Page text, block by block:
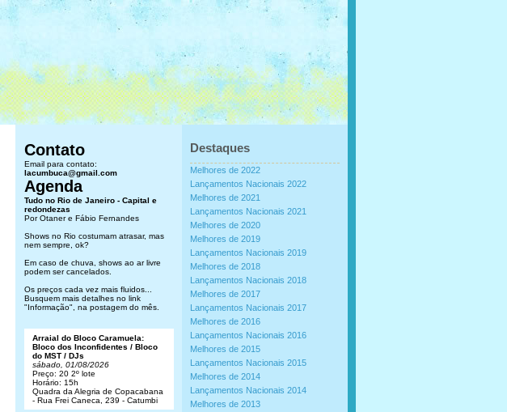
Destaques
Melhores de 2022
Lançamentos Nacionais 2022
Melhores de 2021
Lançamentos Nacionais 2021
Melhores de 2020
Melhores de 2019
Lançamentos Nacionais 2019
Melhores de 2018
Lançamentos Nacionais 2018
Melhores de 2017
Lançamentos Nacionais 2017
Melhores de 2016
Lançamentos Nacionais 2016
Melhores de 2015
Lançamentos Nacionais 2015
Melhores de 2014
Lançamentos Nacionais 2014
Melhores de 2013
Contato
Email para contato:
lacumbuca@gmail.com
Agenda
Tudo no Rio de Janeiro - Capital e
redondezas
Por Otaner e Fábio Fernandes
Shows no Rio costumam atrasar, mas
nem sempre, ok?
Em caso de chuva, shows ao ar livre
podem ser cancelados.
Os preços cada vez mais fluidos...
Busquem mais detalhes no link
"Informação", na postagem do mês.
Arraial do Bloco Caramuela:
Bloco dos Inconfidentes / Bloco
do MST / DJs
sábado, 01/08/2026
Preço: 20 2º lote
Horário: 15h
Quadra da Alegria de Copacabana
- Rua Frei Caneca, 239 - Catumbi